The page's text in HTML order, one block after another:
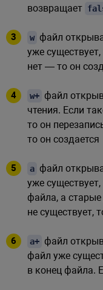
возвращает
w файл
уже
нет — то он
w+ файл
чтения. Если
то он
то он создается
a файл
уже
файла, а
не существует,
a+ файл
файл уже
в конец файла.